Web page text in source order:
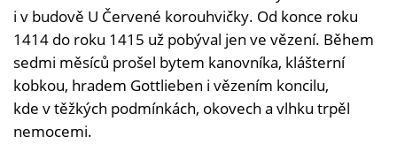
i v budově U Červené korouhvičky. Od konce roku
1414 do roku 1415 už pobýval jen ve vězení. Během
sedmi měsíců prošel bytem kanovníka, klášterní
kobkou, hradem Gottlieben i vězením koncilu,
kde v těžkých podmínkách, okovech a vlhku trpěl
nemocemi.